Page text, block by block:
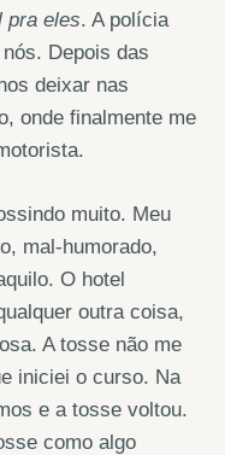
pra eles. A polícia
Depois das
deixar nas
onde finalmente me
muito. Meu
mal-humorado,
O hotel
outra coisa,
A tosse não me
iniciei o curso. Na
e a tosse voltou.
como algo